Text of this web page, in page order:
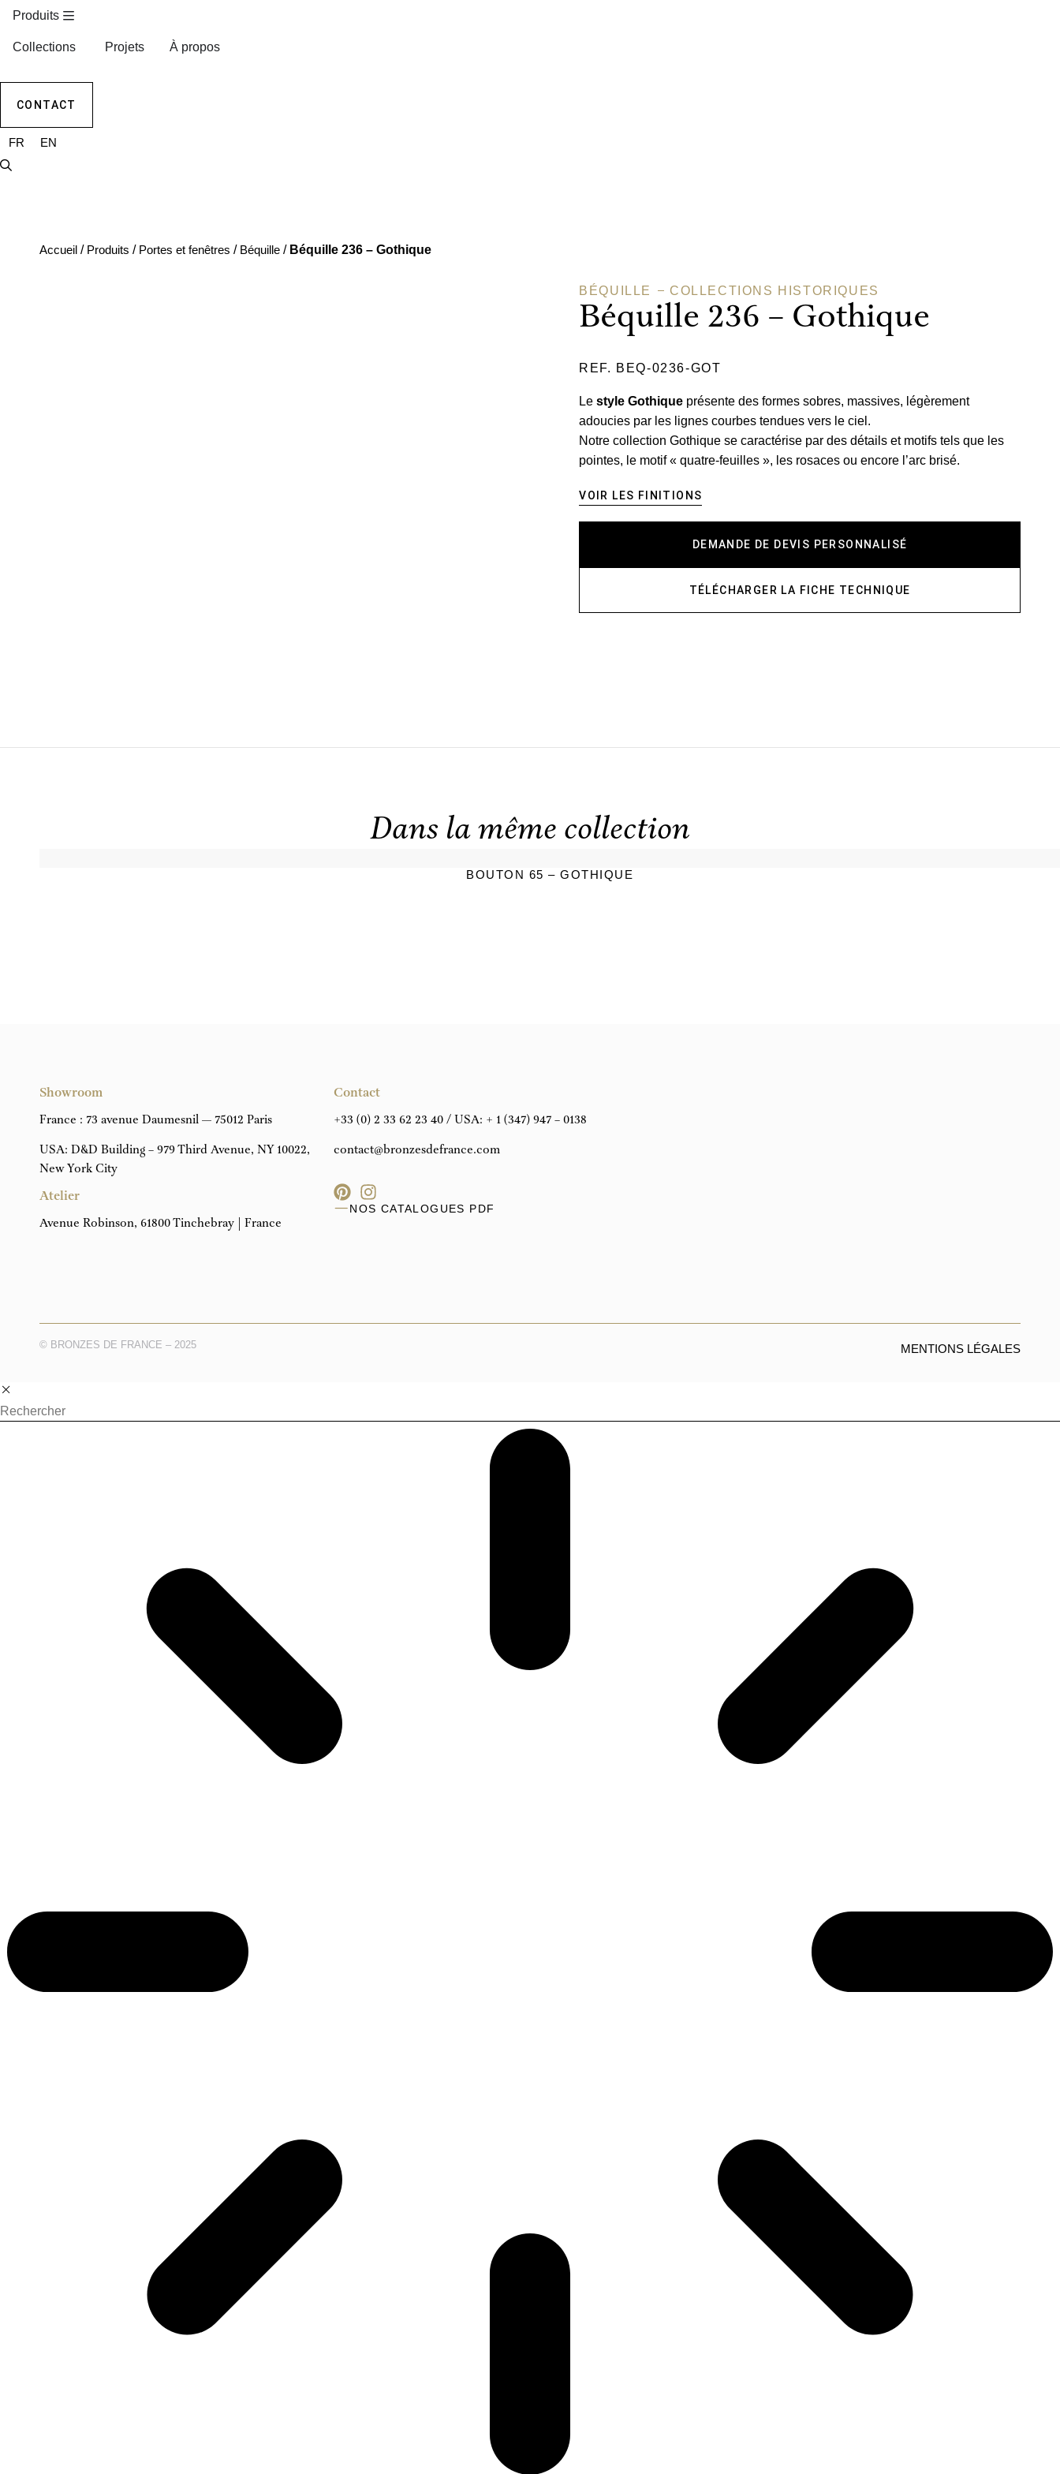
Produits
Collections Projets À propos
CONTACT
FR EN
Accueil / Produits / Portes et fenêtres / Béquille / Béquille 236 – Gothique
BÉQUILLE COLLECTIONS HISTORIQUES
Béquille 236 – Gothique
REF. BEQ-0236-GOT
Lestyle Gothique présente des formes sobres, massives, légèrement
adoucies par les lignes courbes tendues vers le ciel.
Notre collection Gothique se caractérise par des détails et motifs tels que les
pointes, le motif « quatre-feuilles », les rosaces ou encore l’arc brisé.
VOIR LES FINITIONS
DEMANDE DE DEVIS PERSONNALISÉ
TÉLÉCHARGER LA FICHE TECHNIQUE
Dans la même collection
BOUTON 65 – GOTHIQUE
Showroom
France : 73 avenue Daumesnil — 75012 Paris
USA: D&D Building – 979 Third Avenue, NY 10022,
New York City
Atelier
Avenue Robinson, 61800 Tinchebray | France
Contact
+33 (0) 2 33 62 23 40 / USA: + 1 (347) 947 – 0138
contact@bronzesdefrance.com
NOS CATALOGUES PDF
© BRONZES DE FRANCE – 2025 MENTIONS LÉGALES